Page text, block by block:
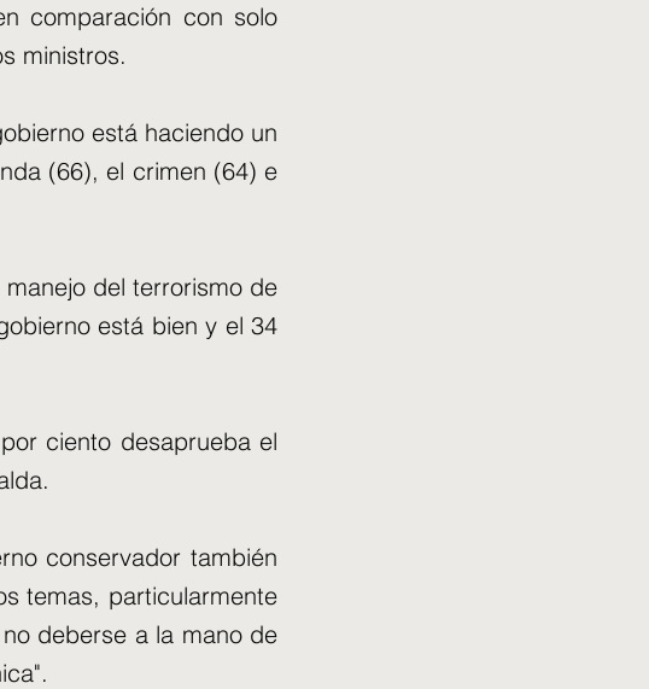
comparación con solo
ministros.
está haciendo un
(66), el crimen (64) e
del terrorismo de
está bien y el 34
ciento desaprueba el
conservador también
temas, particularmente
deberse a la mano de